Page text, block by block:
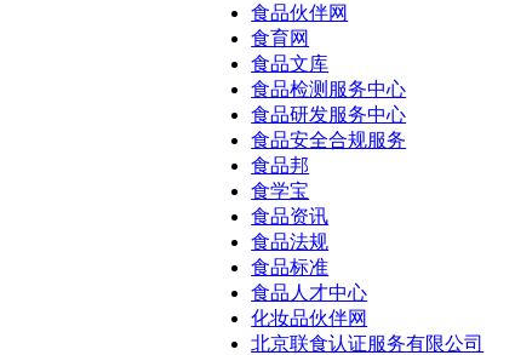
食品伙伴网
食育网
食品文库
食品检测服务中心
食品研发服务中心
食品安全合规服务
食品邦
食学宝
食品资讯
食品法规
食品标准
食品人才中心
化妆品伙伴网
北京联食认证服务有限公司